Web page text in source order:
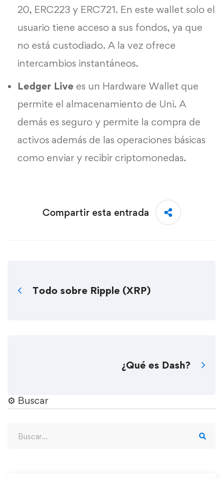
20, ERC223 y ERC721. En este wallet solo el
usuario tiene acceso a sus fondos, ya que
no está custodiado. A la vez ofrece
intercambios instantáneos.
Ledger Live es un Hardware Wallet que
permite el almacenamiento de Uni. A
demás es seguro y permite la compra de
activos además de las operaciones básicas
como enviar y recibir criptomonedas.
Compartir esta entrada
Todo sobre Ripple (XRP)
¿Qué es Dash?
⚙︎ Buscar